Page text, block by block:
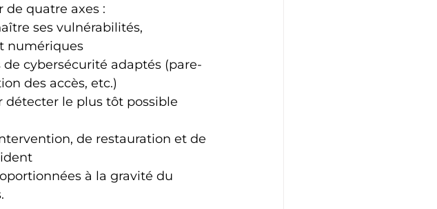
de quatre axes :
ses vulnérabilités,
numériques
cybersécurité adaptés (pare-
des accès, etc.)
détecter le plus tôt possible
de restauration et de
à la gravité du